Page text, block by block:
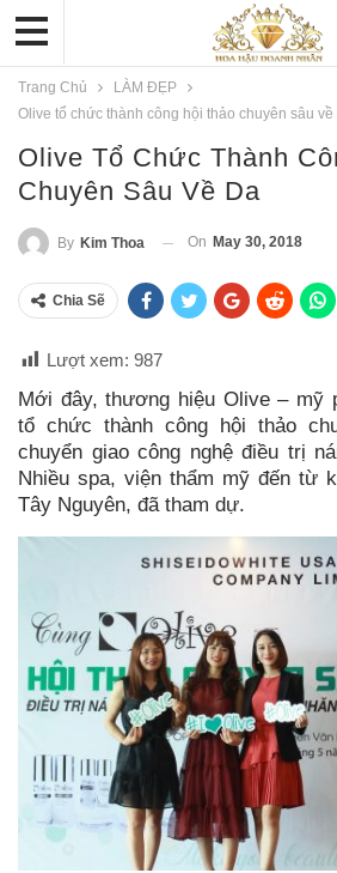
Trang Chủ
LÀM ĐẸP
Olive tổ chức thành công hội thảo chuyên sâu về
Olive Tổ Chức Thành
Chuyên Sâu Về Da
By Kim Thoa On May 30, 2018
Chia Sẽ
Lượt xem: 987
Mới đây, thương hiệu Olive – mỹ
tổ chức thành công hội thảo
chuyển giao công nghệ điều trị
Nhiều spa, viện thẩm mỹ đến từ
Tây Nguyên, đã tham dự.